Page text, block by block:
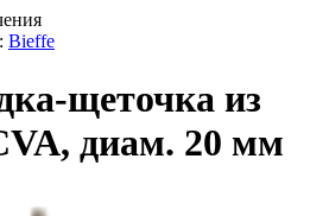
Bieffe
щеточка из
диам. 20 мм